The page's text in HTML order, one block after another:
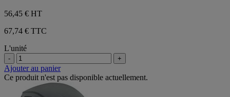
56,45 € HT
67,74 € TTC
L'unité
- +
Ajouter au panier
Ce produit n'est pas disponible actuellement.